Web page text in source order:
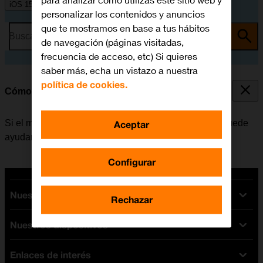
iOS 15.0
Busca por problema o tema
Cómo reiniciar el móvil
Si el móvil funciona muy lentamente o no responde, puede
ayudar el reiniciarlo.
Nuestras tarifas
Tarifas Orange
Tarifas fibra y móvil
Nuestros dispositivos
Ofertas en móviles
Enlaces de interés
personalizar los contenidos y anuncios
que te mostramos en base a tus hábitos
de navegación (páginas visitadas,
frecuencia de acceso, etc) Si quieres
saber más, echa un vistazo a nuestra
política de cookies.
Configurar
Rechazar
Aceptar